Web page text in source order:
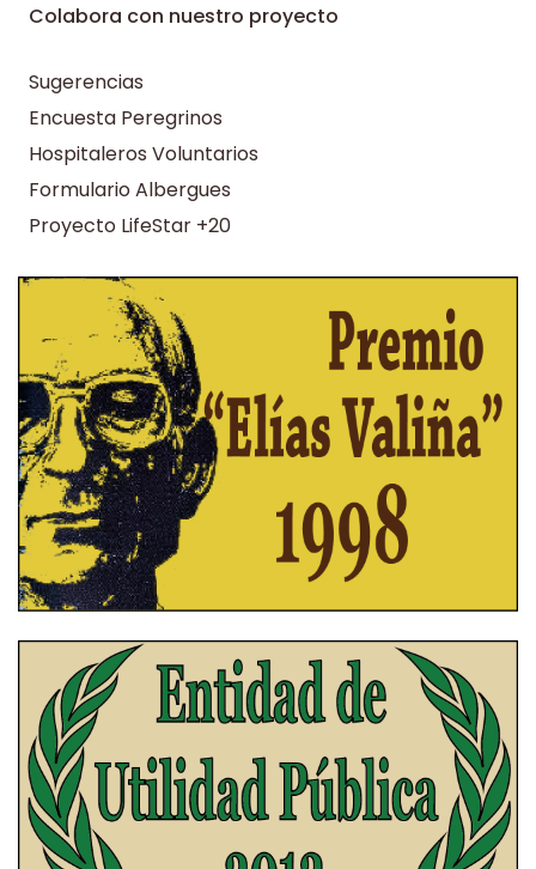
Colabora con nuestro proyecto
Sugerencias
Encuesta Peregrinos
Hospitaleros Voluntarios
Formulario Albergues
Proyecto LifeStar +20